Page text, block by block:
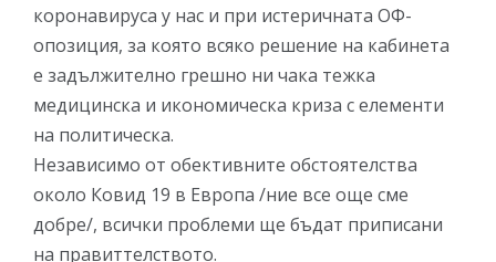
коронавируса у нас и при истеричната ОФ-
опозиция, за която всяко решение на кабинета
е задължително грешно ни чака тежка
медицинска и икономическа криза с елементи
на политическа.
Независимо от обективните обстоятелства
около Ковид 19 в Европа /ние все още сме
добре/, всички проблеми ще бъдат приписани
на правиттелството.